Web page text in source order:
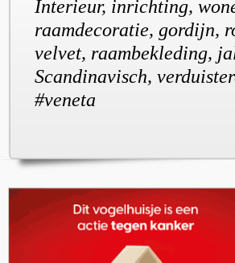
Interieur, inrichting,
raamdecoratie, gordijn,
velvet, raambekleding,
Scandinavisch,
#veneta